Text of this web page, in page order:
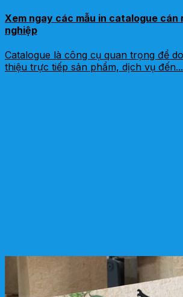
Xem ngay các mẫu in catalogue cán
nghiệp
Catalogue là công cụ quan trọng để
thiệu trực tiếp sản phẩm, dịch vụ đến...